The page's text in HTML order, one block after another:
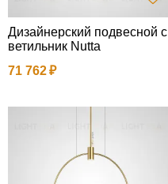
Дизайнерский подвесной с
ветильник Nutta
71 762